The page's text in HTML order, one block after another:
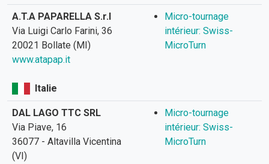
A.T.A PAPARELLA S.r.l
Via Luigi Carlo Farini, 36
20021 Bollate (MI)
www.atapap.it
Italie
Micro-tournage
intérieur: Swiss-
MicroTurn
DAL LAGO TTC SRL
Via Piave, 16
36077 - Altavilla Vicentina
(VI)
Micro-tournage
intérieur: Swiss-
MicroTurn